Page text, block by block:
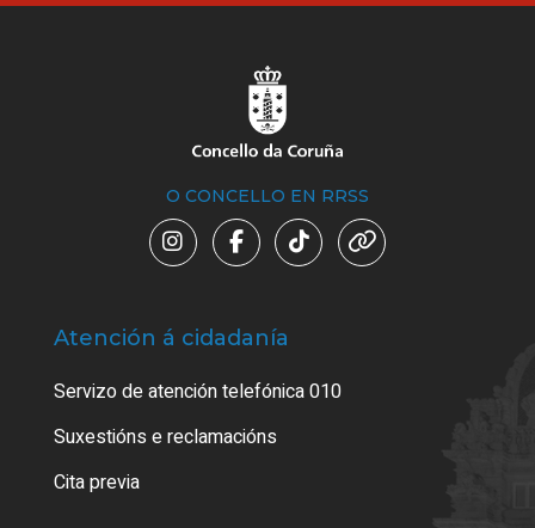
O CONCELLO EN RRSS
Atención á cidadanía
Servizo de atención telefónica 010
Suxestións e reclamacións
Cita previa